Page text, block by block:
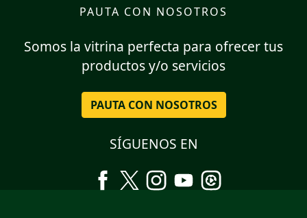
PAUTA CON NOSOTROS
Somos la vitrina perfecta para ofrecer tus
productos y/o servicios
PAUTA CON NOSOTROS
SÍGUENOS EN